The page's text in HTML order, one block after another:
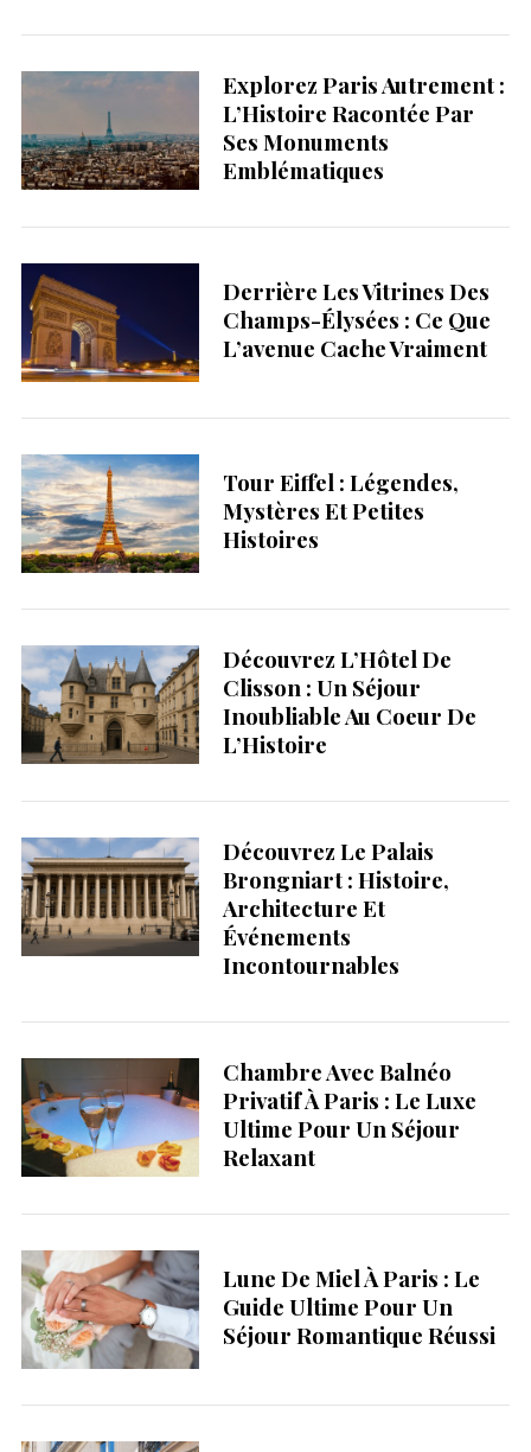
Explorez Paris Autrement :
L’Histoire Racontée Par
Ses Monuments
Emblématiques
Derrière Les Vitrines Des
Champs-Élysées : Ce Que
L’avenue Cache Vraiment
Tour Eiffel : Légendes,
Mystères Et Petites
Histoires
Découvrez L’Hôtel De
Clisson : Un Séjour
Inoubliable Au Coeur De
L’Histoire
Découvrez Le Palais
Brongniart : Histoire,
Architecture Et
Événements
Incontournables
Chambre Avec Balnéo
Privatif À Paris : Le Luxe
Ultime Pour Un Séjour
Relaxant
Lune De Miel À Paris : Le
Guide Ultime Pour Un
Séjour Romantique Réussi